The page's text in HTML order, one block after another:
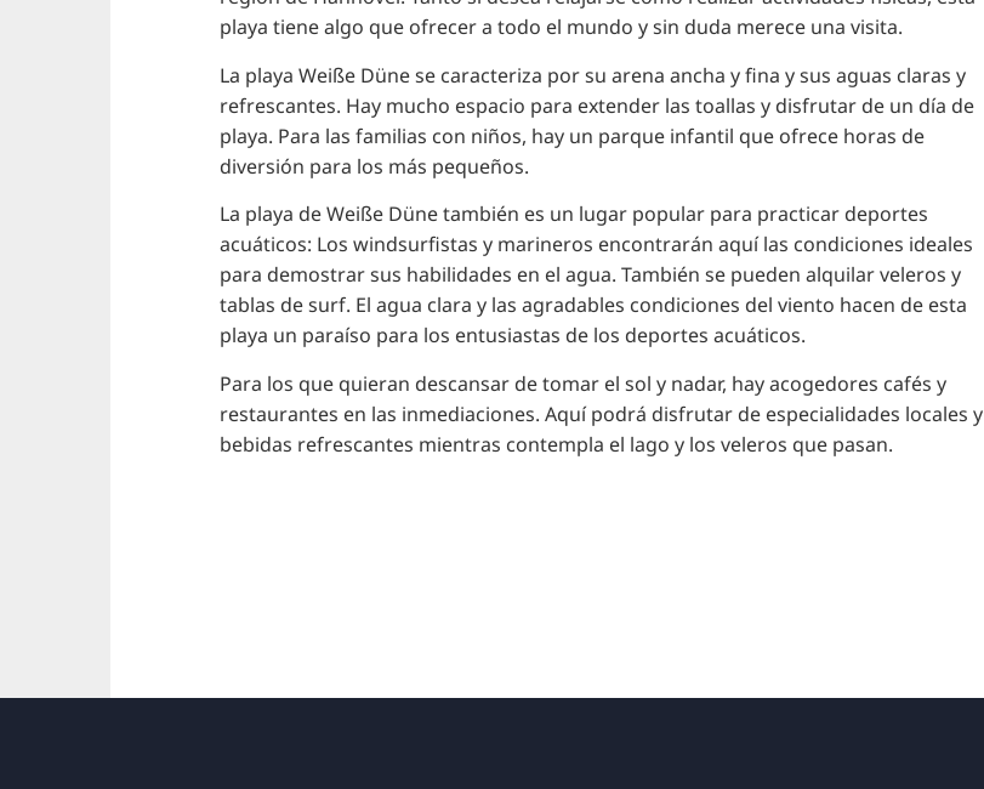
playa tiene algo que ofrecer a todo el mundo y sin duda merece una visita.
La playa Weiße Düne se caracteriza por su arena ancha y fina y sus aguas claras y
refrescantes. Hay mucho espacio para extender las toallas y disfrutar de un día de
playa. Para las familias con niños, hay un parque infantil que ofrece horas de
diversión para los más pequeños.
La playa de Weiße Düne también es un lugar popular para practicar deportes
acuáticos: Los windsurfistas y marineros encontrarán aquí las condiciones ideales
para demostrar sus habilidades en el agua. También se pueden alquilar veleros y
tablas de surf. El agua clara y las agradables condiciones del viento hacen de esta
playa un paraíso para los entusiastas de los deportes acuáticos.
Para los que quieran descansar de tomar el sol y nadar, hay acogedores cafés y
restaurantes en las inmediaciones. Aquí podrá disfrutar de especialidades locales y
bebidas refrescantes mientras contempla el lago y los veleros que pasan.